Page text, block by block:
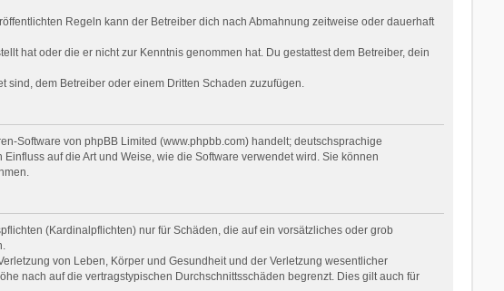
Regeln kann der Betreiber dich nach Abmahnung zeitweise oder dauerhaft
hat oder die er nicht zur Kenntnis genommen hat. Du gestattest dem Betreiber, dein
sind, dem Betreiber oder einem Dritten Schaden zuzufügen.
Software von phpBB Limited (www.phpbb.com) handelt; deutschsprachige
auf die Art und Weise, wie die Software verwendet wird. Sie können
(Kardinalpflichten) nur für Schäden, die auf ein vorsätzliches oder grob
von Leben, Körper und Gesundheit und der Verletzung wesentlicher
nach auf die vertragstypischen Durchschnittsschäden begrenzt. Dies gilt auch für